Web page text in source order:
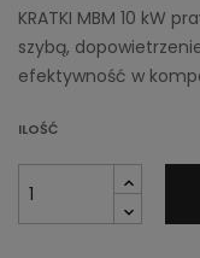
KRATKI MBM 10 kW
szybą,
efektywność w
ILOŚĆ